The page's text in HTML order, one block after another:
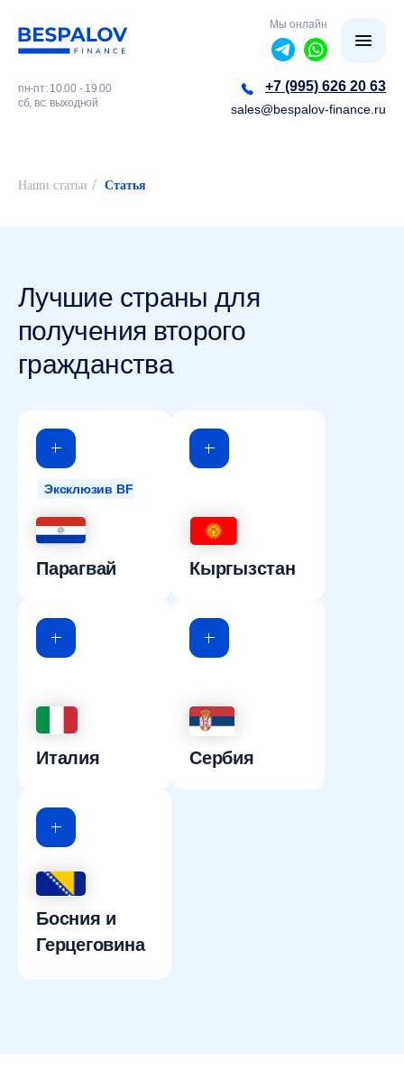
sales@bespalov-finance.ru
+7 (995) 626 20 63
Мы онлайн
пн-пт: 10.00 - 19.00
сб, вс: выходной
Наши статьи / Статья
Лучшие страны для
получения второго
гражданства
Эксклюзив BF
Парагвай Кыргызстан
Италия Сербия
Босния и
Герцеговина